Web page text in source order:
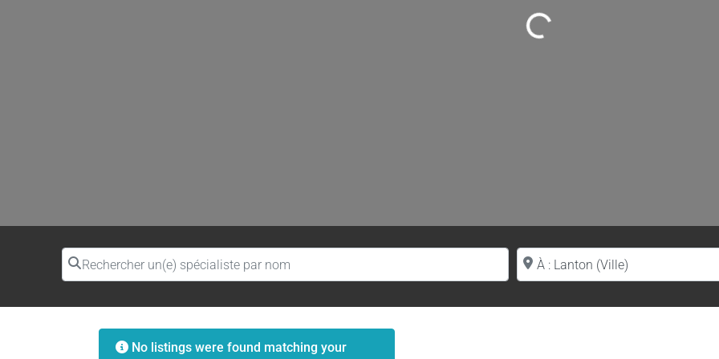
Rechercher un(e) spécialiste par nom Proche de (ville ou région)
No listings were found matching your